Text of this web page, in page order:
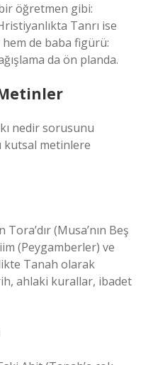
öğretmen gibi:
Tanrı ise
de baba figürü:
da ön planda.
nedir sorusunu
kutsal metinlere
(Musa’nın Beş
(Peygamberler) ve
Tanah olarak
ahlaki kurallar, ibadet